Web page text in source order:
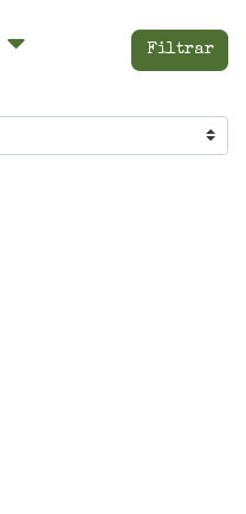
Filtrar